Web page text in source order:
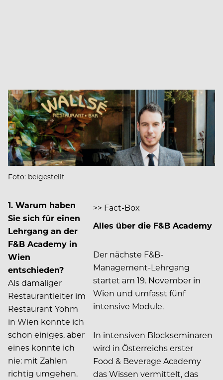
Foto: beigestellt
>> Fact-Box
Alles über die F&B Academy
Der nächste F&B-
Management-Lehrgang
startet am 19. November in
Wien und umfasst fünf
intensive Module.
In intensiven Blockseminaren
wird in Österreichs erster
Food & Beverage Academy
das Wissen vermittelt, das
1. Warum haben
Sie sich für einen
Lehrgang an der
F&B Academy in
Wien
entschieden?
Als damaliger
Restaurantleiter im
Restaurant Yohm
in Wien konnte ich
schon einiges, aber
eines konnte ich
nie: mit Zahlen
richtig umgehen.